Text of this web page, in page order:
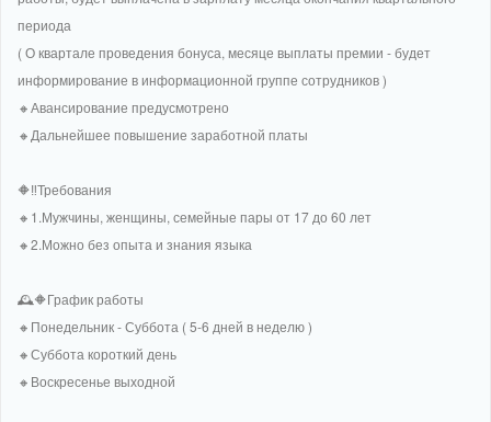
периода
( О квартале проведения бонуса, месяце выплаты премии - будет
информирование в информационной группе сотрудников )
🔸Авансирование предусмотрено
🔸Дальнейшее повышение заработной платы
🔶‼Требования
🔸1.Мужчины, женщины, семейные пары от 17 до 60 лет
🔸2.Можно без опыта и знания языка
🕰🔶График работы
🔸Понедельник - Суббота ( 5-6 дней в неделю )
🔸Суббота короткий день
🔸Воскресенье выходной